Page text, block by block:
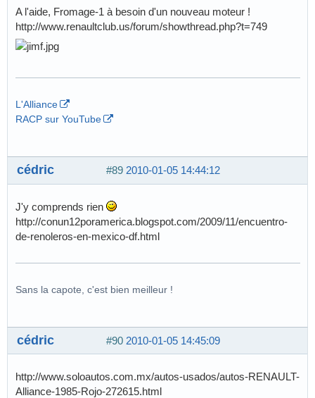
A l'aide, Fromage-1 à besoin d'un nouveau moteur !
http://www.renaultclub.us/forum/showthread.php?t=749
L'Alliance
RACP sur YouTube
#89 2010-01-05 14:44:12
cédric
J'y comprends rien
http://conun12poramerica.blogspot.com/2009/11/encuentro-
de-renoleros-en-mexico-df.html
Sans la capote, c'est bien meilleur !
#90 2010-01-05 14:45:09
cédric
http://www.soloautos.com.mx/autos-usados/autos-RENAULT-
Alliance-1985-Rojo-272615.html